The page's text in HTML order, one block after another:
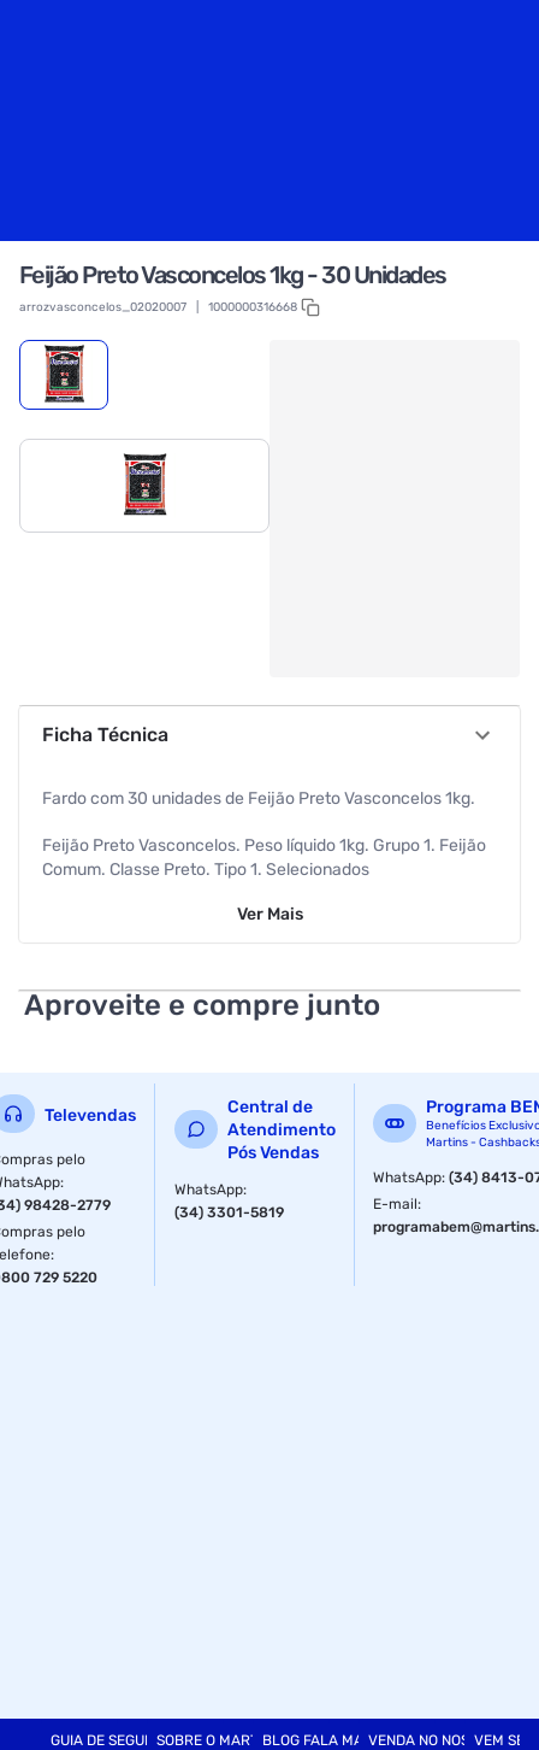
Feijão Preto Vasconcelos 1kg - 30 Unidades
arrozvasconcelos_02020007 1000000316668
Ficha Técnica
Fardo com 30 unidades de Feijão Preto Vasconcelos 1kg.
Feijão Preto Vasconcelos. Peso líquido 1kg. Grupo 1. Feijão
Comum. Classe Preto. Tipo 1. Selecionados
Ver Mais
Aproveite e compre junto
Televendas
pelo
:
98428-2779
pelo
:
729 5220
Central de
Atendimento
Pós Vendas
WhatsApp:
(34) 3301-5819
Programa
Benefícios
Martins -
WhatsApp:(34) 8413-
E-mail:
GUIA DE SEGURANÇASOBRE O MARTINSBLOG FALA MARTVENDA NO NOSSO SITE
VEM SER